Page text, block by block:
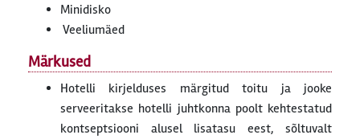
Minidisko
Veeliumäed
Märkused
Hotelli kirjelduses märgitud toitu ja jooke
serveeritakse hotelli juhtkonna poolt kehtestatud
kontseptsiooni alusel lisatasu eest, sõltuvalt